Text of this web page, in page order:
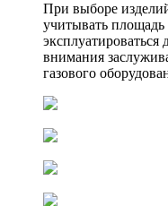
При выборе
учитывать
эксплуатироваться
внимания
газового